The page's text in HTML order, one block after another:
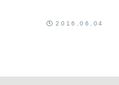
2016.06.04